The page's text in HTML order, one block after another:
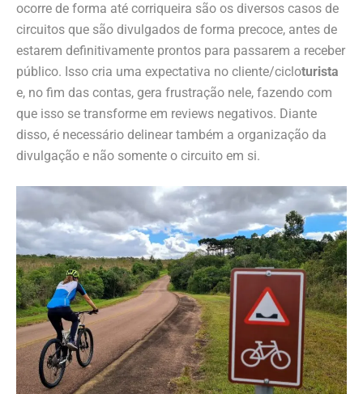
ocorre de forma até corriqueira são os diversos casos de
circuitos que são divulgados de forma precoce, antes de
estarem definitivamente prontos para passarem a receber
público. Isso cria uma expectativa no cliente/cicloturista
e, no fim das contas, gera frustração nele, fazendo com
que isso se transforme em reviews negativos. Diante
disso, é necessário delinear também a organização da
divulgação e não somente o circuito em si.